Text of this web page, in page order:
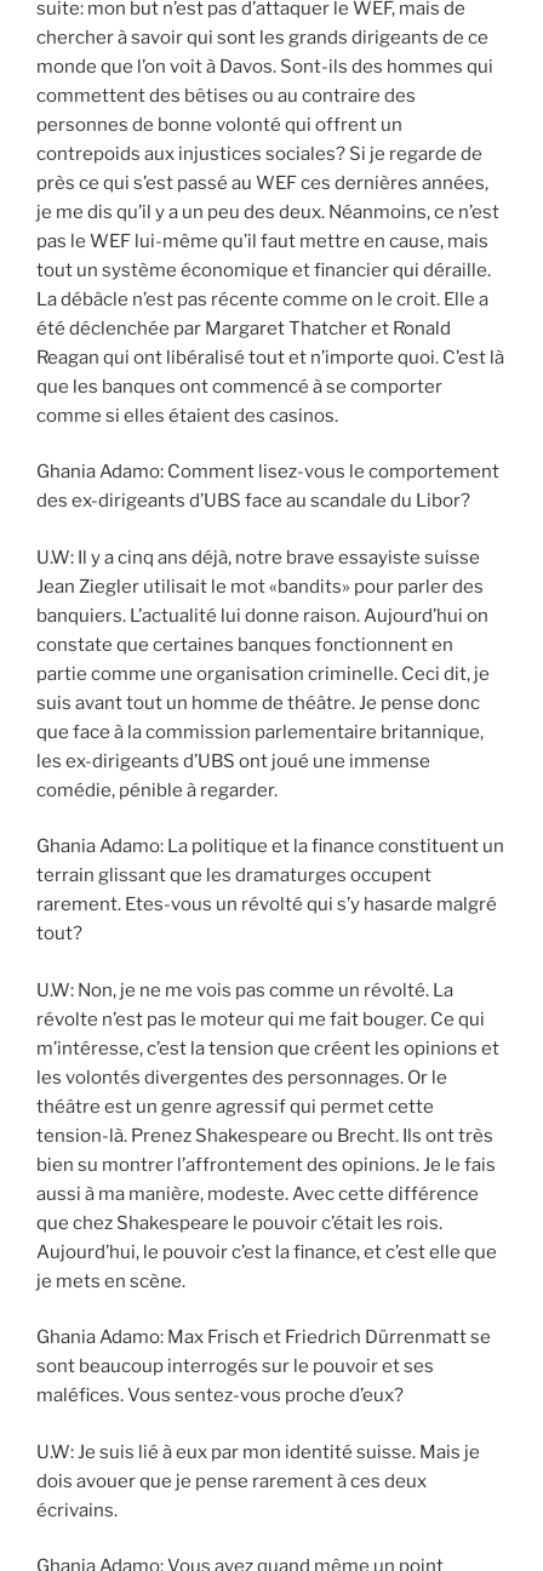
suite: mon but n’est pas d’attaquer le WEF, mais de
chercher à savoir qui sont les grands dirigeants de ce
monde que l’on voit à Davos. Sont-ils des hommes qui
commettent des bêtises ou au contraire des
personnes de bonne volonté qui offrent un
contrepoids aux injustices sociales? Si je regarde de
près ce qui s’est passé au WEF ces dernières années,
je me dis qu’il y a un peu des deux. Néanmoins, ce n’est
pas le WEF lui-même qu’il faut mettre en cause, mais
tout un système économique et financier qui déraille.
La débâcle n’est pas récente comme on le croit. Elle a
été déclenchée par Margaret Thatcher et Ronald
Reagan qui ont libéralisé tout et n’importe quoi. C’est là
que les banques ont commencé à se comporter
comme si elles étaient des casinos.
Ghania Adamo: Comment lisez-vous le comportement
des ex-dirigeants d’UBS face au scandale du Libor?
U.W: Il y a cinq ans déjà, notre brave essayiste suisse
Jean Ziegler utilisait le mot «bandits» pour parler des
banquiers. L’actualité lui donne raison. Aujourd’hui on
constate que certaines banques fonctionnent en
partie comme une organisation criminelle. Ceci dit, je
suis avant tout un homme de théâtre. Je pense donc
que face à la commission parlementaire britannique,
les ex-dirigeants d’UBS ont joué une immense
comédie, pénible à regarder.
Ghania Adamo: La politique et la finance constituent un
terrain glissant que les dramaturges occupent
rarement. Etes-vous un révolté qui s’y hasarde malgré
tout?
U.W: Non, je ne me vois pas comme un révolté. La
révolte n’est pas le moteur qui me fait bouger. Ce qui
m’intéresse, c’est la tension que créent les opinions et
les volontés divergentes des personnages. Or le
théâtre est un genre agressif qui permet cette
tension-là. Prenez Shakespeare ou Brecht. Ils ont très
bien su montrer l’affrontement des opinions. Je le fais
aussi à ma manière, modeste. Avec cette différence
que chez Shakespeare le pouvoir c’était les rois.
Aujourd’hui, le pouvoir c’est la finance, et c’est elle que
je mets en scène.
Ghania Adamo: Max Frisch et Friedrich Dürrenmatt se
sont beaucoup interrogés sur le pouvoir et ses
maléfices. Vous sentez-vous proche d’eux?
U.W: Je suis lié à eux par mon identité suisse. Mais je
dois avouer que je pense rarement à ces deux
écrivains.
Ghania Adamo: Vous avez quand même un point